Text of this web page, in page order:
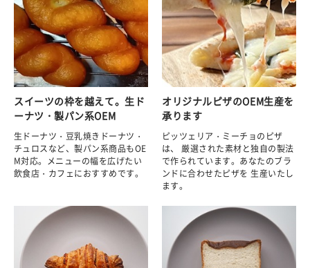
スイーツの枠を越えて。生ド
ーナツ・製パン系OEM
生ドーナツ・豆乳焼きドーナツ・
チュロスなど、製パン系商品もOE
M対応。メニューの幅を広げたい
飲食店・カフェにおすすめです。
オリジナルピザのOEM生産を
承ります
ピッツェリア・ミーチョのピザ
は、 厳選された素材と独自の製法
で作られています。あなたのブラ
ンドに合わせたピザを 生産いたし
ます。